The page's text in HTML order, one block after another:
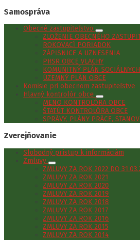
Samospráva
Obecné zastupiteľstvo
ZLOŽENIE OBECNÉHO
ROKOVACÍ PORIADOK
ZÁPISNICE A UZNESENIA
PHSR OBCE VLACHY
KOMUNITNÝ PLÁN
ÚZEMNÝ PLÁN OBCE
Komisie pri obecnom zastupiteľstve
Hlavný kontrolór obce
MENO KONTROLÓRA OBCE
ŠTATÚT KONTROLÓRA OBCE
SPRÁVY, PLÁNY PRÁCE,
Zverejňovanie
Slobodný prístup k informáciám
Zmluvy
ZMLUVY ZA ROK 2022 DO
ZMLUVY ZA ROK 2021
ZMLUVY ZA ROK 2020
ZMLUVY ZA ROK 2019
ZMLUVY ZA ROK 2018
ZMLUVY ZA ROK 2017
ZMLUVY ZA ROK 2016
ZMLUVY ZA ROK 2015
ZMLUVY ZA ROK 2014